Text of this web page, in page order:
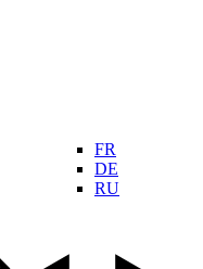
FR
DE
RU